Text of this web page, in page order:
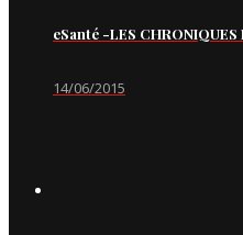
eSanté -LES
14/06/2015